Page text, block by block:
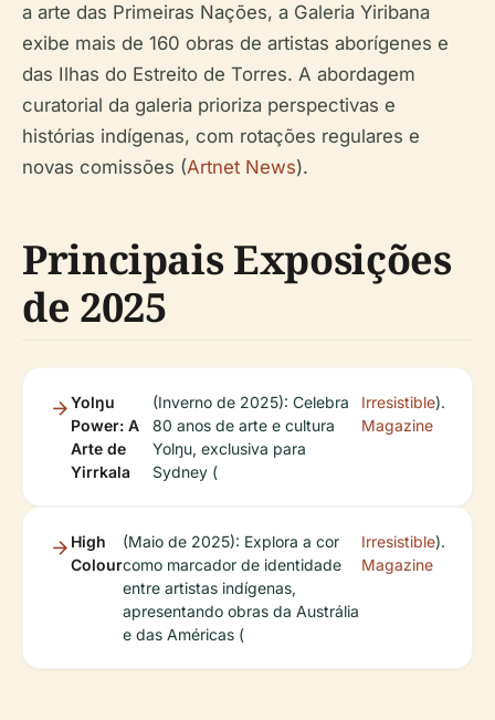
a arte das Primeiras Nações, a Galeria Yiribana
exibe mais de 160 obras de artistas aborígenes e
das Ilhas do Estreito de Torres. A abordagem
curatorial da galeria prioriza perspectivas e
histórias indígenas, com rotações regulares e
novas comissões (Artnet News).
Principais Exposições
de 2025
Yolŋu
Power: A
Arte de
Yirrkala
(Inverno de 2025): Celebra
80 anos de arte e cultura
Yolŋu, exclusiva para
Sydney (
Irresistible
Magazine
).
High
Colour
(Maio de 2025): Explora a cor
como marcador de identidade
entre artistas indígenas,
apresentando obras da Austrália
e das Américas (
Irresistible
Magazine
).